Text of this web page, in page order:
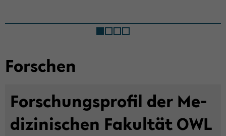
For­schen
For­schungs­pro­fil der Me­
di­zi­ni­schen Fa­kul­tät OWL